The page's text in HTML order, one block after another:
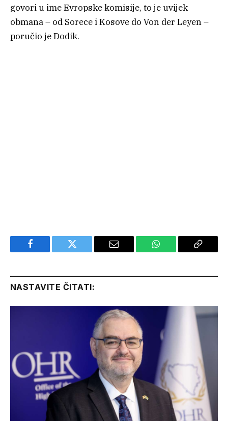
govori u ime Evropske komisije, to je uvijek
obmana – od Sorece i Kosove do Von der Leyen –
poručio je Dodik.
Facebook Twitter Email WhatsApp Copy
NASTAVITE ČITATI: